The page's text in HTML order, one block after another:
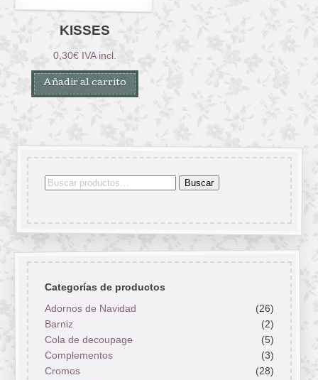
KISSES
0,30€ IVA incl.
Añadir al carrito
Buscar
Buscar
Categorías de productos
Adornos de Navidad
(26)
Barniz
(2)
Cola de decoupage
(5)
Complementos
(3)
Cromos
(28)